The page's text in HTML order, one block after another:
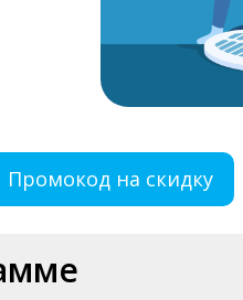
Промокод на скидку